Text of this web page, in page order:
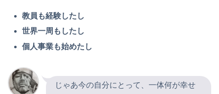
教員も経験したし
世界一周もしたし
個人事業も始めたし
じゃあ今の自分にとって、一体何が幸せ